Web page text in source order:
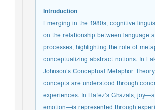
Introduction
Emerging in the 1980s, cognitive
on the relationship between language
processes, highlighting the role of
conceptualizing abstract notions. In
Johnson’s Conceptual Metaphor
concepts are understood through
experiences. In Hafez’s Ghazals,